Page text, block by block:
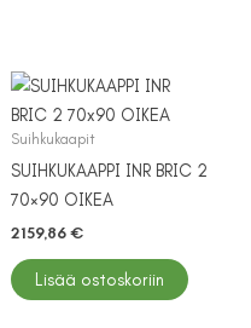
Suihkukaapit
SUIHKUKAAPPI INR BRIC 2
70×90 OIKEA
2159,86 €
Lisää ostoskoriin